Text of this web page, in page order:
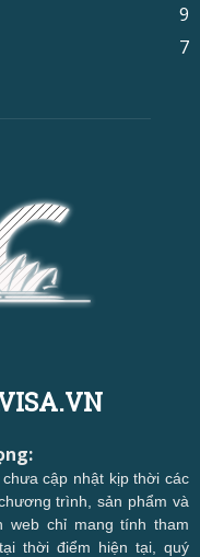
9
7
cập nhật kịp thời các
trình, sản phẩm và
web chỉ mang tính tham
thời điểm hiện tại, quý